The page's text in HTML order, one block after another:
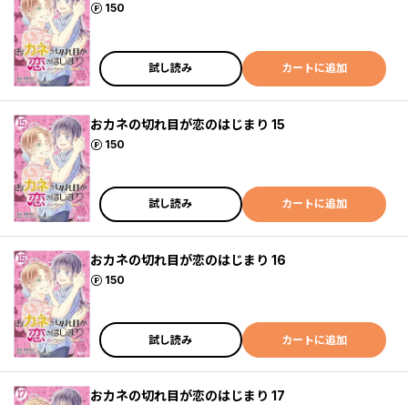
150
ポイント
試し読み カートに追加
おカネの切れ目が恋のはじまり 15
150
ポイント
試し読み カートに追加
おカネの切れ目が恋のはじまり 16
150
ポイント
試し読み カートに追加
おカネの切れ目が恋のはじまり 17